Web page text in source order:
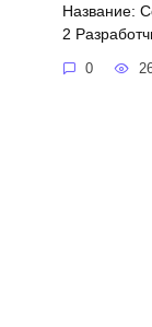
Название:
2
0